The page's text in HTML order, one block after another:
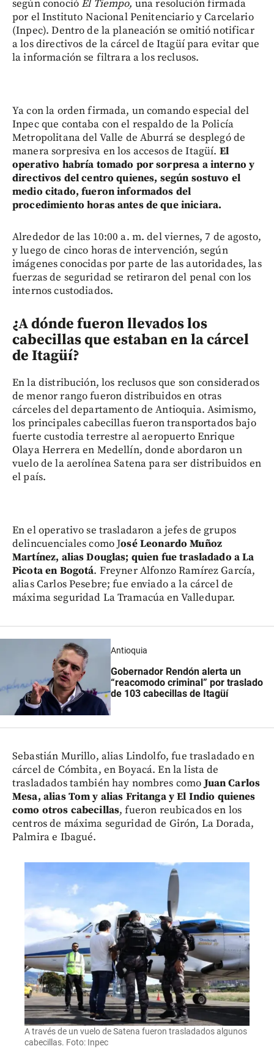
según conocióEl Tiempo, una resolución firmada
por el Instituto Nacional Penitenciario y Carcelario
(Inpec). Dentro de la planeación se omitió notificar
a los directivos de la cárcel de Itagüí para evitar que
la información se filtrara a los reclusos.
Ya con la orden firmada, un comando especial del
Inpec que contaba con el respaldo de la Policía
Metropolitana del Valle de Aburrá se desplegó de
manera sorpresiva en los accesos de Itagüí. El
operativo habría tomado por sorpresa a interno y
directivos del centro quienes, según sostuvo el
medio citado, fueron informados del
procedimiento horas antes de que iniciara.
Alrededor de las 10:00 a. m. del viernes, 7 de agosto,
y luego de cinco horas de intervención, según
imágenes conocidas por parte de las autoridades, las
fuerzas de seguridad se retiraron del penal con los
internos custodiados.
¿A dónde fueron llevados los
cabecillas que estaban en la cárcel
de Itagüí?
En la distribución, los reclusos que son considerados
de menor rango fueron distribuidos en otras
cárceles del departamento de Antioquia. Asimismo,
los principales cabecillas fueron transportados bajo
fuerte custodia terrestre al aeropuerto Enrique
Olaya Herrera en Medellín, donde abordaron un
vuelo de la aerolínea Satena para ser distribuidos en
el país.
En el operativo se trasladaron a jefes de grupos
delincuenciales como José Leonardo Muñoz
Martínez, alias Douglas; quien fue trasladado a La
Picota en Bogotá. Freyner Alfonzo Ramírez García,
alias Carlos Pesebre; fue enviado a la cárcel de
máxima seguridad La Tramacúa en Valledupar.
Antioquia
Gobernador Rendón alerta un
“reacomodo criminal” por traslado
de 103 cabecillas de Itagüí
Sebastián Murillo, alias Lindolfo, fue trasladado en
cárcel de Cómbita, en Boyacá. En la lista de
trasladados también hay nombres comoJuan Carlos
Mesa, alias Tom y alias Fritanga y El Indio quienes
como otros cabecillas, fueron reubicados en los
centros de máxima seguridad de Girón, La Dorada,
Palmira e Ibagué.
A través de un vuelo de Satena fueron trasladados algunos
cabecillas. Foto: Inpec